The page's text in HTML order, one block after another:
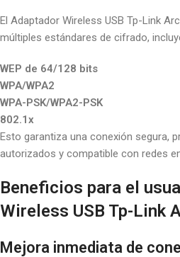
El Adaptador Wireless USB Tp-Link
múltiples estándares de cifrado,
WEP de 64/128 bits
WPA/WPA2
WPA-PSK/WPA2-PSK
802.1x
Esto garantiza una conexión segura,
autorizados y compatible con redes
Beneficios para el
Wireless USB Tp-Link
Mejora inmediata de